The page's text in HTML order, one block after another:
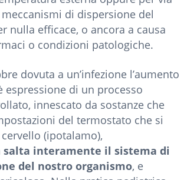
di dispersione del
nulla efficace, o ancora a causa
o condizioni patologiche.
dovuta a un’infezione l’aumento
espressione di un processo
innescato da sostanze che
del termostato che si
(ipotalamo),
salta interamente il sistema di
del nostro organismo, e